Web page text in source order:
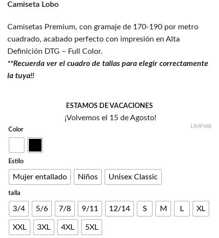
Camiseta Lobo
Camisetas Premium, con gramaje de 170-190 por metro
cuadrado, acabado perfecto con impresión en Alta
Definición DTG – Full Color.
**Recuerda ver el cuadro de tallas para elegir correctamente
la tuya!!
ESTAMOS DE VACACIONES
¡Volvemos el 15 de Agosto!
Color
Estilo
Mujer entallado Niños Unisex Classic
talla
3/4 5/6 7/8 9/11 12/14 S M L XL
XXL 3XL 4XL 5XL
LIMPIAR